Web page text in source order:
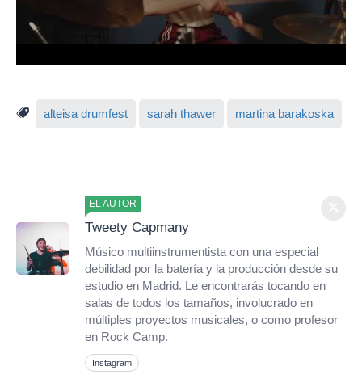
alteisa drumfest sarah thawer martina barakoska
EL AUTOR
Tweety Capmany
Músico multiinstrumentista con una especial
debilidad por la batería y la producción desde su
estudio en Madrid. Le encontrarás tocando en
salas de todos los tamaños, involucrado en
múltiples proyectos musicales, o como profesor
en Rock Camp.
Instagram